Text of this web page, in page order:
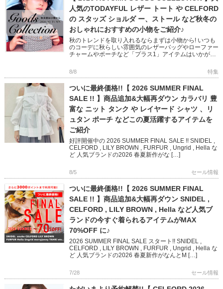
人気のTODAYFUL レザー トート や CELFORD
の スタッズ ショルダ ー、ストール など秋冬の
おしゃれにおすすめの小物をご紹介♪
秋のトレンドを取り入れるならまずは小物から! いつも
のコーデに秋らしい雰囲気のレザーバッグやローファー
チャームやポーチなど「プラス1」アイテムはいかがで
い小物をピック […]
8/8 特集
ついに最終価格!!【 2026 SUMMER FINAL
SALE !! 】商品追加&大幅再ダウン カラバリ 豊
富な ニット タンク や レイヤード シャツ 、リ
ュタン ポーチ などこの夏活躍するアイテムを
ご紹介
好評開催中の 2026 SUMMER FINAL SALE !! SNIDEL ,
CELFORD , LILY BROWN , FURFUR , Ungrid , Hella な
ど 人気ブランドの2026 春夏新作がな […]
8/5 セール情報
ついに最終価格!!【 2026 SUMMER FINAL
SALE !! 】商品追加&大幅再ダウン SNIDEL ,
CELFORD , LILY BROWN , Hella など人気ブ
ランドの今すぐ着られるアイテムがMAX
70%OFF に♪
2026 SUMMER FINAL SALE スタート!! SNIDEL ,
CELFORD , LILY BROWN , FURFUR , Ungrid , Hella な
ど 人気ブランドの2026 春夏新作がなんとM […]
7/28 セール情報